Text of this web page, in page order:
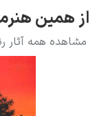
رنه ماگریت